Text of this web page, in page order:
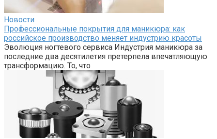
Новости
Профессиональные покрытия для маникюра: как
российское производство меняет индустрию красоты
Эволюция ногтевого сервиса Индустрия маникюра за
последние два десятилетия претерпела впечатляющую
трансформацию. То, что